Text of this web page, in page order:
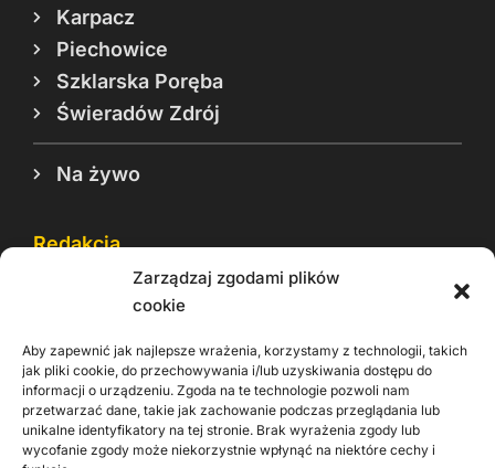
Zarządzaj zgodami plików
cookie
Aby zapewnić jak najlepsze wrażenia, korzystamy z technologii, takich
jak pliki cookie, do przechowywania i/lub uzyskiwania dostępu do
informacji o urządzeniu. Zgoda na te technologie pozwoli nam
przetwarzać dane, takie jak zachowanie podczas przeglądania lub
unikalne identyfikatory na tej stronie. Brak wyrażenia zgody lub
wycofanie zgody może niekorzystnie wpłynąć na niektóre cechy i
Karpacz
Piechowice
Szklarska Poręba
Świeradów Zdrój
Na żywo
Redakcja
Reklama
Rodo
Kontakt